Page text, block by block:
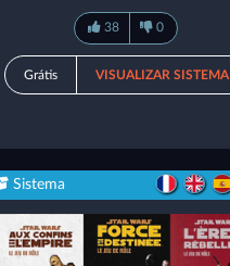
38 0
Grátis VISUALIZAR SISTEMA
Sistema